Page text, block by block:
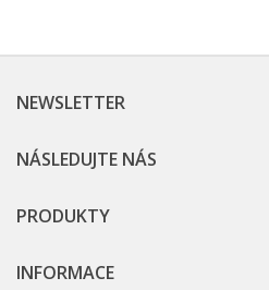
NEWSLETTER
NÁSLEDUJTE NÁS
PRODUKTY
INFORMACE